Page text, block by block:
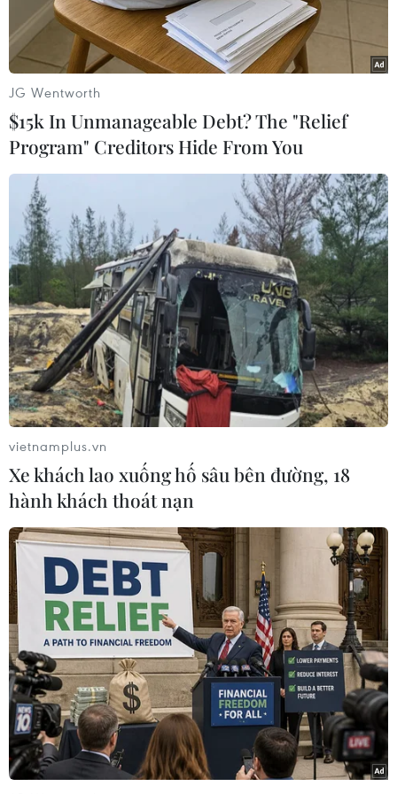
trường.
Ảnh chỉ mang tính minh họa. (Nguồn: TTXVN)
Đại diện Bộ Nông nghiệp và Môi trường cho biết
cơ quan này đang hoàn thiện dự thảo Luật sửa
đổi bổ sung một số điều của Luật Bảo vệ môi
trường năm 2020, trong đó dự kiến cắt giảm
động môi trường (ĐTM) và cấp giấy phép môi
trường.
tượng đặc thù có nguy cơ tác động môi trường
lớn, có phạm vi ảnh hưởng liên tỉnh hoặc thuộc
trường hợp phải thực hiện theo điều ước quốc tế
mà Việt Nam là thành viên.
Đồng thời, Bộ Nông nghiệp và Môi trường cũng
dự kiến phân quyền đến 96% thẩm quyền thẩm
định báo cáo ĐTM và 95% thẩm quyền cấp giấy
phép môi trường cho địa phương so với trước
năm 2025.
Việc điều chỉnh quy định trên nhằm đồng bộ
JG Wentworth
$15k In Unmanageable Debt? The "Relief
Program" Creditors Hide From You
vietnamplus.vn
Xe khách lao xuống hố sâu bên đường, 18
hành khách thoát nạn